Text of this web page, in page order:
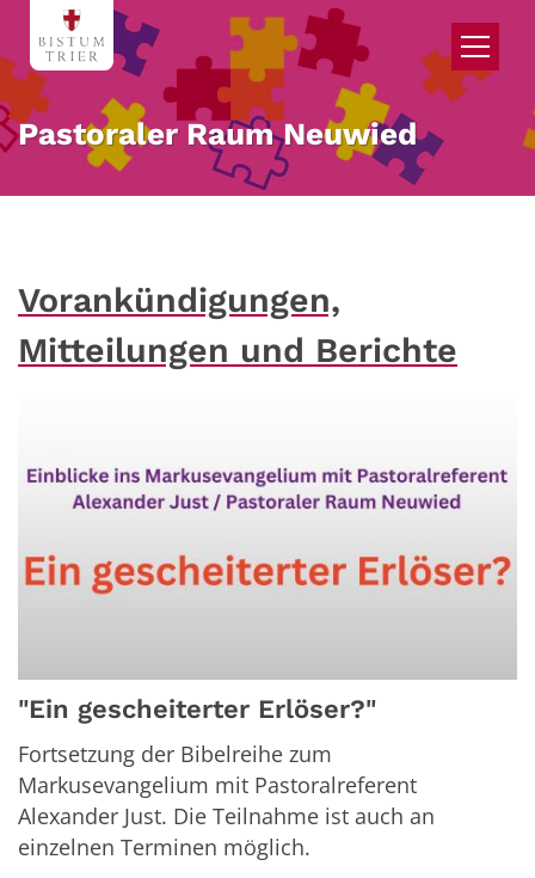
Zum Inhalt springen
Pastoraler Raum Neuwied
Vorankündigungen,
Mitteilungen und Berichte
"Ein gescheiterter Erlöser?"
Fortsetzung der Bibelreihe zum
Markusevangelium mit Pastoralreferent
Alexander Just. Die Teilnahme ist auch an
einzelnen Terminen möglich.